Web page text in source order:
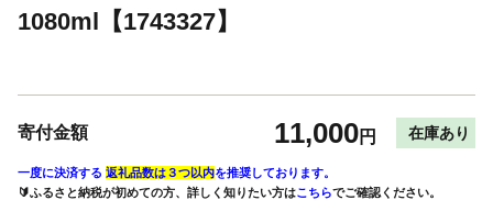
1080ml【1743327】
寄付金額 11,000円 在庫あり
一度に決済する 返礼品数は３つ以内を推奨しております。
🔰ふるさと納税が初めての方、詳しく知りたい方はこちらでご確認ください。